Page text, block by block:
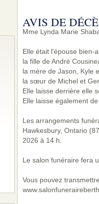
AVIS DE
Mme Lynda Marie
Elle était l'épouse bien-
la fille de André
la mère de Jason, Kyle
la sœur de Michel et
Elle laisse derrière elle
Elle laisse également
Les arrangements
Hawkesbury, Ontario
2026 à 14 h.
Le salon funéraire fera
Vous pouvez